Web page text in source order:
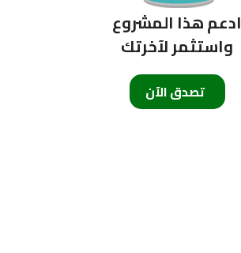
ادعم هذا المشروع
واستثمر لآخرتك
تصدق الآن